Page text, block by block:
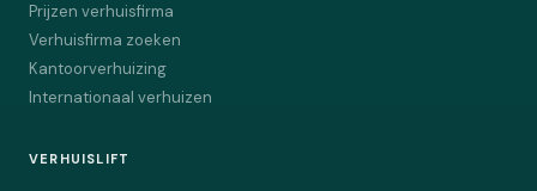
Prijzen verhuisfirma
Verhuisfirma zoeken
Kantoorverhuizing
Internationaal verhuizen
VERHUISLIFT